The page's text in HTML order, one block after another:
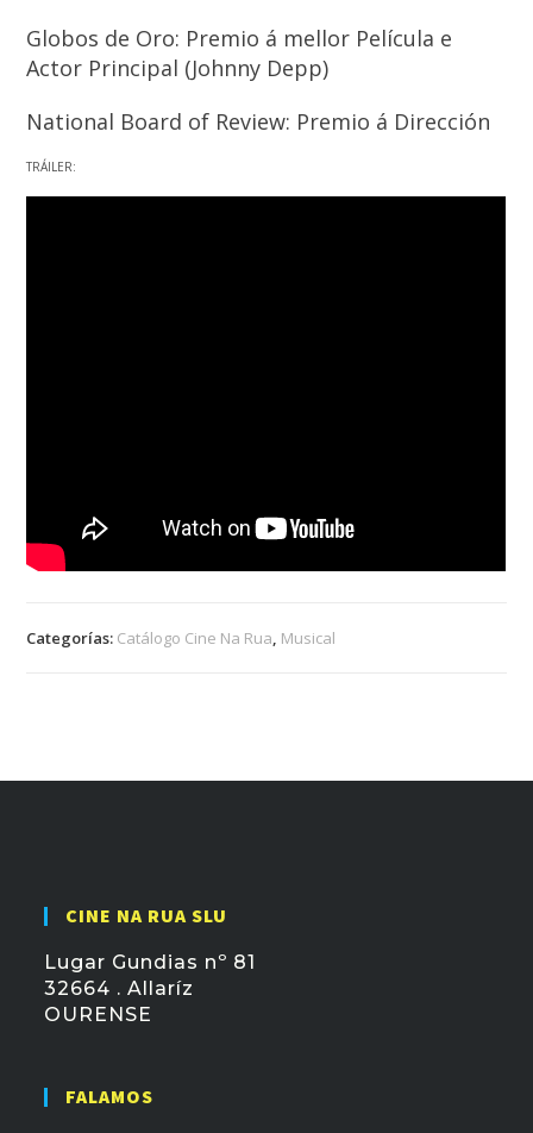
Globos de Oro: Premio á mellor Película e
Actor Principal (Johnny Depp)
National Board of Review: Premio á Dirección
TRÁILER:
Categorías: Catálogo Cine Na Rua, Musical
CINE NA RUA SLU
Lugar Gundias nº 81
32664 . Allaríz
OURENSE
FALAMOS